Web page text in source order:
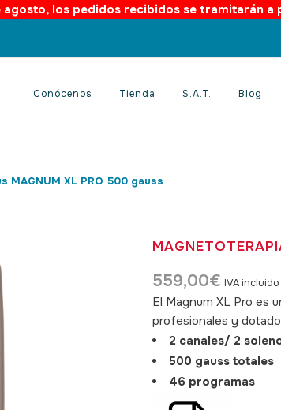
los pedidos recibidos se tramitarán a
Conócenos Tienda S.A.T. Blog
MAGNUM XL PRO 500 gauss
559,00€ IVA incluido
El Magnum XL Pro es
profesionales y
2 canales/ 2
500 gauss totales
46 programas